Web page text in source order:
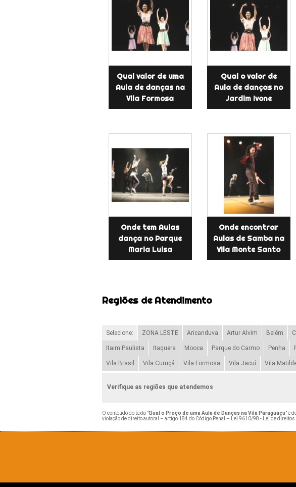
Qual valor de uma
Aula de danças na
Vila Formosa
Qual o valor de
Aula de danças no
Jardim Ivone
Onde tem Aulas
dança no Parque
Maria Luisa
Onde encontrar
Aulas de Samba na
Vila Monte Santo
Regiões de Atendimento
Selecione: ZONA LESTE Aricanduva Artur Alvim Belém
Itaim Paulista Itaquera Mooca Parque do Carmo Penha
Vila Brasil Vila Curuçá Vila Formosa Vila Jacuí Vila
Verifique as regiões que atendemos
O conteúdo do texto "Qual o Preço de uma Aula de Danças na Vila Paraguaçu" é
violação de direito autoral – artigo 184 do Código Penal –
Lei 9610/98 - Lei de